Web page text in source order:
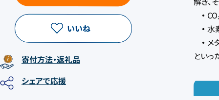
いいね
寄付方法・返礼品
シェアで応援
・
・水
・ メ
とい